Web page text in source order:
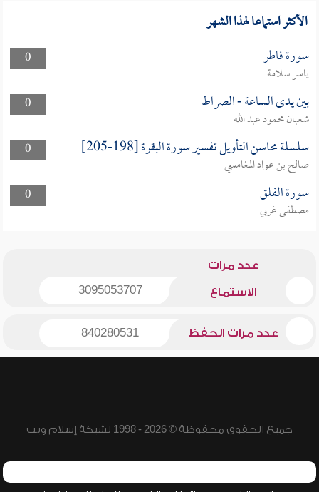
الأكثر استماعا لهذا الشهر
0 سورة فاطر
ياسر سلامة
0
بين يدى الساعة - الصراط
شعبان محمود عبد الله
0
سلسلة محاسن التأويل تفسير سورة البقرة [198-205]
صالح بن عواد المغامسي
0
سورة الفلق
مصطفى غربي
عدد مرات
الاستماع 3095053707
عدد مرات الحفظ 840280531
جميع الحقوق محفوظة © 2026 - 1998 لشبكة إسلام ويب